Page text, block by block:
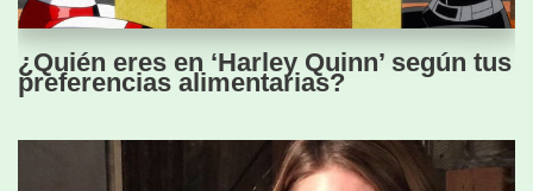
¿Quién eres en ‘Harley Quinn’ según tus
preferencias alimentarias?